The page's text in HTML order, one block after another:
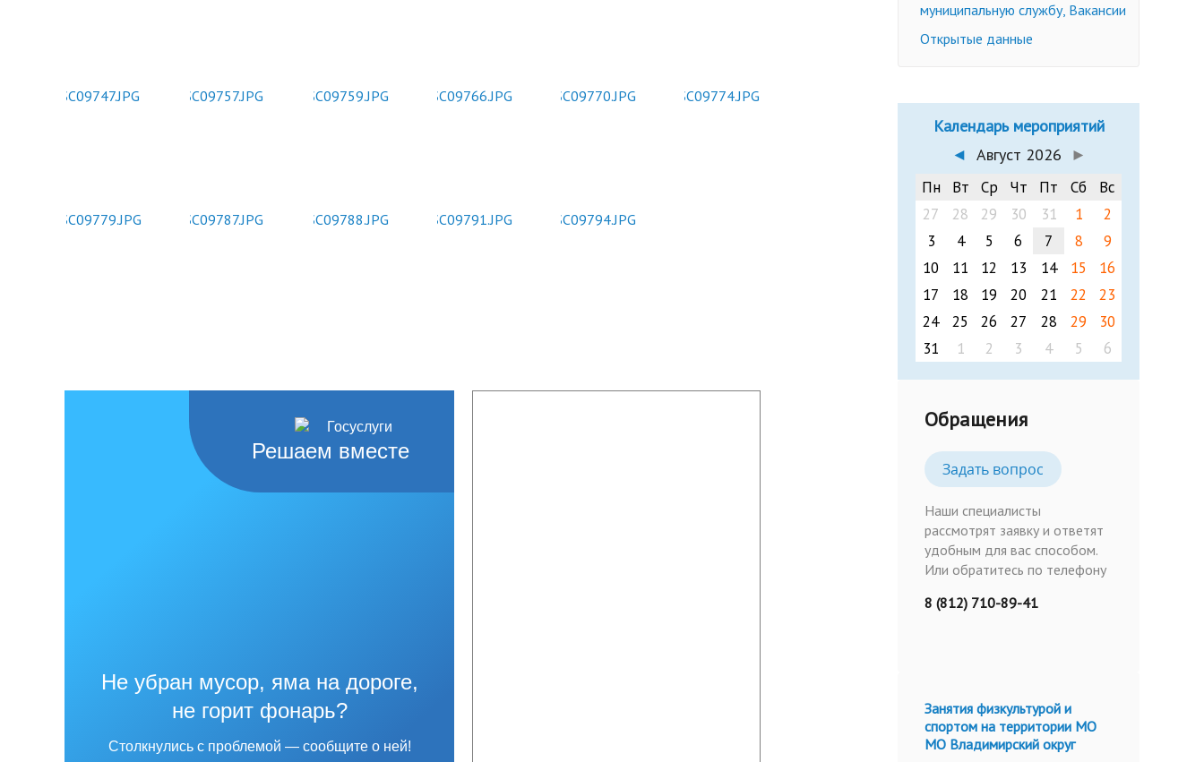
Решаем вместе
Не убран мусор, яма на дороге,
не горит фонарь?
Столкнулись с проблемой — сообщите о ней!
муниципальную службу, Вакансии
Открытые данные
Календарь мероприятий
◄ Август 2026 ►
Пн Вт Ср Чт Пт Сб
Вс
27
28 29 30 31 1
2
3
4 5 6 7 8
9
10
11 12 13 14 15
16
17
18 19 20 21 22
23
24
25 26 27 28 29
30
31
1 2 3 4 5 6
Обращения
Задать вопрос
Наши специалисты
рассмотрят заявку и ответят
удобным для вас способом.
Или обратитесь по телефону
8 (812) 710-89-41
Занятия физкультурой и
спортом на территории МО
МО Владимирский округ